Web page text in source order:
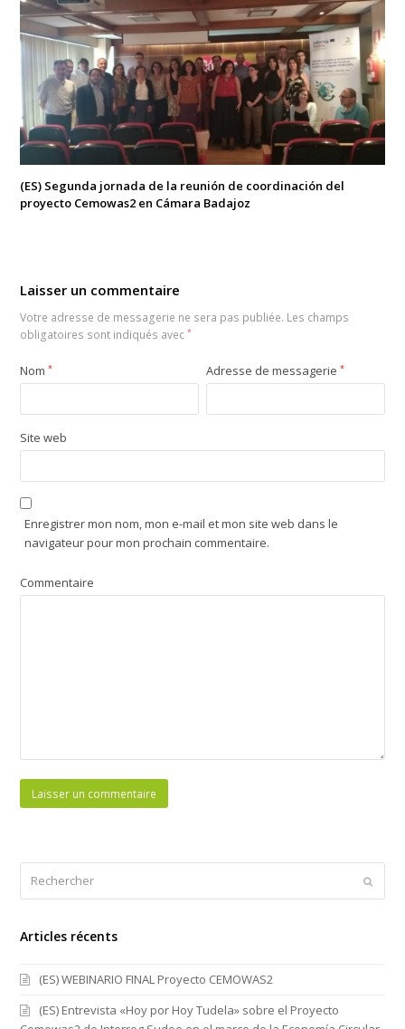
(ES) Segunda jornada de la reunión de coordinación del
proyecto Cemowas2 en Cámara Badajoz
Laisser un commentaire
Votre adresse de messagerie ne sera pas publiée. Les champs
obligatoires sont indiqués avec*
Nom* Adresse de messagerie*
Site web
Enregistrer mon nom, mon e-mail et mon site web dans le
navigateur pour mon prochain commentaire.
Commentaire
Articles récents
(ES) WEBINARIO FINAL Proyecto CEMOWAS2
(ES) Entrevista «Hoy por Hoy Tudela» sobre el Proyecto